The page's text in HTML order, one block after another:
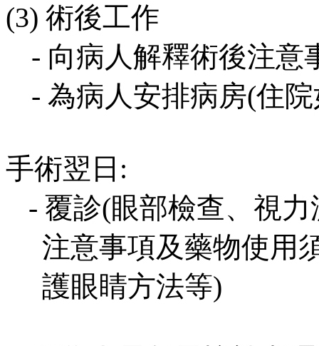
(3) 術後工作
- 向病人解釋術後注意
- 為病人安排病房(住
手術翌日 :
- 覆診(眼部檢查、視
注意事項及藥物使用
護眼睛方法等)